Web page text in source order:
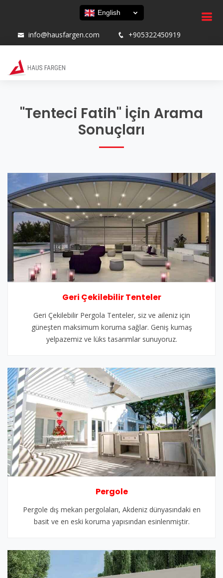
English
info@hausfargen.com +905322450919
"Tenteci Fatih" İçin Arama
Sonuçları
Geri Çekilebilir Tenteler
Geri Çekilebilir Pergola Tenteler, siz ve aileniz için
güneşten maksimum koruma sağlar. Geniş kumaş
yelpazemiz ve lüks tasarımlar sunuyoruz.
Pergole
Pergole dış mekan pergolaları, Akdeniz dünyasındaki en
basit ve en eski koruma yapısından esinlenmiştir.